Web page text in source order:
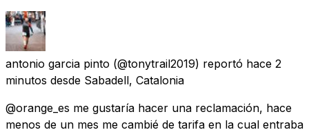
antonio garcia pinto (@tonytrail2019) reportó hace 2
minutos desde Sabadell, Catalonia
@orange_es me gustaría hacer una reclamación, hace
menos de un mes me cambié de tarifa en la cual entraba